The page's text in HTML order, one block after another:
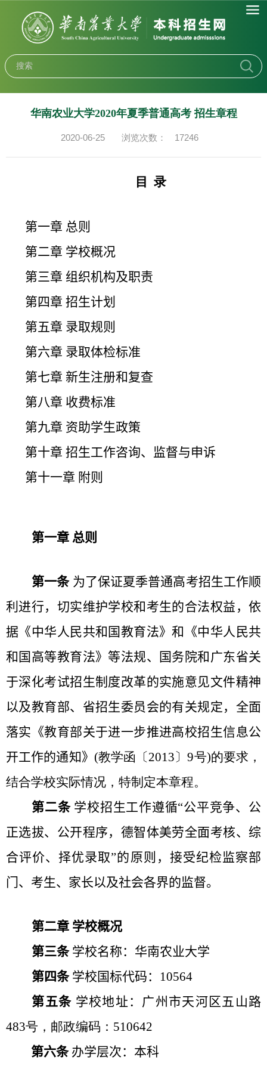
华南农业大学2020年夏季普通高考 招生章程
2020-06-25 浏览次数： 17246
目 录
第一章 总则
第二章 学校概况
第三章 组织机构及职责
第四章 招生计划
第五章 录取规则
第六章 录取体检标准
第七章 新生注册和复查
第八章 收费标准
第九章 资助学生政策
第十章 招生工作咨询、监督与申诉
第十一章 附则
第一章 总则
第一条 为了保证夏季普通高考招生工作顺
利进行，切实维护学校和考生的合法权益，依
据《中华人民共和国教育法》和《中华人民共
和国高等教育法》等法规、国务院和广东省关
于深化考试招生制度改革的实施意见文件精神
以及教育部、省招生委员会的有关规定，全面
落实《教育部关于进一步推进高校招生信息公
开工作的通知》 (教学函〔2013〕9号)的要求，
结合学校实际情况，特制定本章程。
第二条 学校招生工作遵循“公平竞争、公
正选拔、公开程序，德智体美劳全面考核、综
合评价、择优录取”的原则，接受纪检监察部
门、考生、家长以及社会各界的监督。
第二章 学校概况
第三条 学校名称：华南农业大学
第四条 学校国标代码： 10564
第五条 学校地址：广州市天河区五山路
483号，邮政编码： 510642
第六条 办学层次：本科